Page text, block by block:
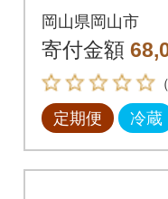
ャインマス
王 2房約
岡山県岡山市
寄付金額
定期便 冷蔵